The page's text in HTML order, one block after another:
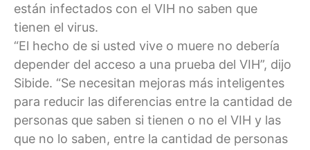
están infectados con el VIH no saben que
tienen el virus.
“El hecho de si usted vive o muere no debería
depender del acceso a una prueba del VIH”, dijo
Sibide. “Se necesitan mejoras más inteligentes
para reducir las diferencias entre la cantidad de
personas que saben si tienen o no el VIH y las
que no lo saben, entre la cantidad de personas